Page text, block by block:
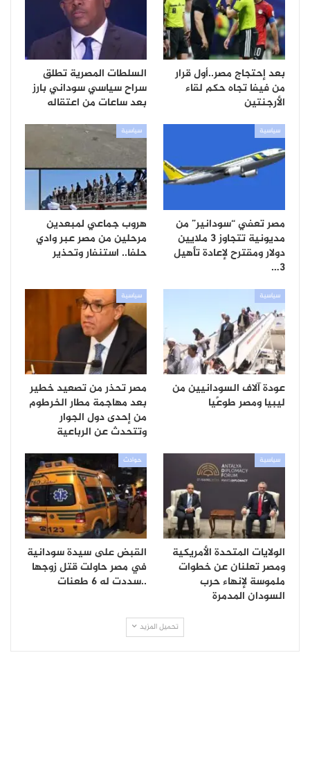
بعد إحتجاج مصر..أول قرار
من فيفا تجاه حكم لقاء
الأرجنتين
السلطات المصرية تطلق
سراح سياسي سوداني بارز
بعد ساعات من اعتقاله
سياسية
مصر تعفي “سودانير” من
مديونية تتجاوز 3 ملايين
دولار ومقترح لإعادة تأهيل
3…
سياسية
هروب جماعي لمبعدين
مرحلين من مصر عبر وادي
حلفا.. استنفار وتحذير
سياسية
عودة آلاف السودانيين من
ليبيا ومصر طوعًيا
سياسية
مصر تحذر من تصعيد خطير
بعد مهاجمة مطار الخرطوم
من إحدى دول الجوار
وتتحدث عن الرباعية
سياسية
الولايات المتحدة الأمريكية
ومصر تعلنان عن خطوات
ملموسة لإنهاء حرب
السودان المدمرة
حوادث
القبض على سيدة سودانية
في مصر حاولت قتل زوجها
..سددت له 6 طعنات
تحميل المزيد